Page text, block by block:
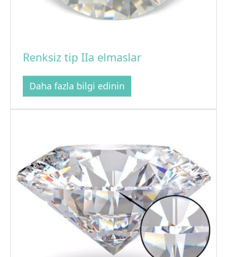
Renksiz tip IIa elmaslar
Daha fazla bilgi edinin